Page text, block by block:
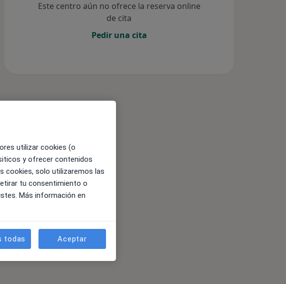
Este centro aún no ofrece la reserva online
de cita
Pedir una cita
utilizar cookies (o
y ofrecer contenidos
cookies, solo utilizaremos las
tu consentimiento o
Más información en
todas Aceptar